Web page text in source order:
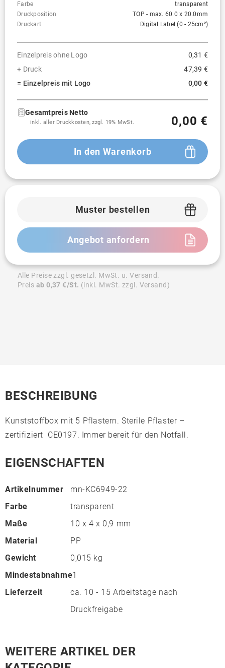
Farbe
transparent
Druckposition
TOP - max. 60.0 x 20.0mm
Druckart
Digital Label (0 - 25cm²)
Einzelpreis ohne Logo
0,31 €
+ Druck
47,39 €
= Einzelpreis mit Logo
0,00 €
Gesamtpreis Netto
inkl. aller Druckkosten, zzgl. 19% MwSt. 0,00 €
In den Warenkorb
Muster bestellen
Angebot anfordern
Alle Preise zzgl. gesetzl. MwSt. u. Versand.
Preis ab 0,37 €/St. (inkl. MwSt. zzgl. Versand)
BESCHREIBUNG
Kunststoffbox mit 5 Pflastern. Sterile Pflaster –
zertifiziert CE0197. Immer bereit für den Notfall.
EIGENSCHAFTEN
Artikelnummer
mn-KC6949-22
Farbe
transparent
Maße
10 x 4 x 0,9 mm
Material
PP
Gewicht
0,015 kg
Mindestabnahme1
Lieferzeit
ca. 10 - 15 Arbeitstage nach
Druckfreigabe
WEITERE ARTIKEL DER